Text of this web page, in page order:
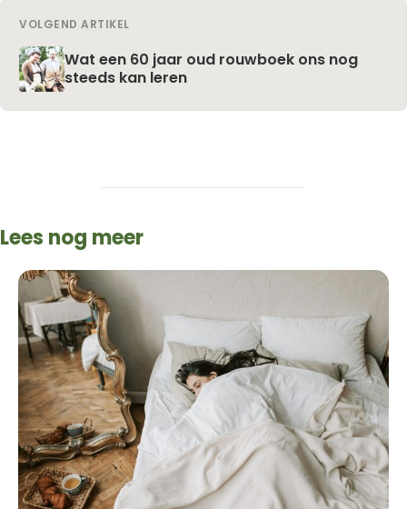
VOLGEND ARTIKEL
Wat een 60 jaar oud rouwboek ons nog
steeds kan leren
Lees nog meer